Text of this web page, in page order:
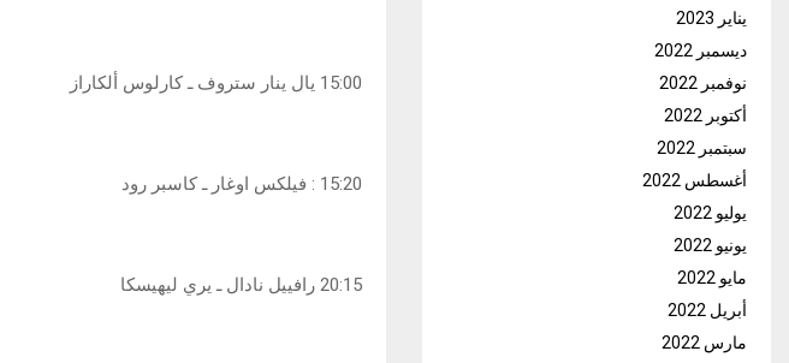
15:00 يال ينار ستروف ـ كارلوس ألكاراز
15:20 : فيلكس اوغار ـ كاسبر رود
20:15 رافييل نادال ـ يري ليهيسكا
يناير 2023
ديسمبر 2022
نوفمبر 2022
أكتوبر 2022
سبتمبر 2022
أغسطس 2022
يوليو 2022
يونيو 2022
مايو 2022
أبريل 2022
مارس 2022